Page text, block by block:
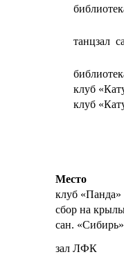
танцзал
клуб
клуб
Место
клуб «Панда»
сбор на
сан.
зал ЛФК